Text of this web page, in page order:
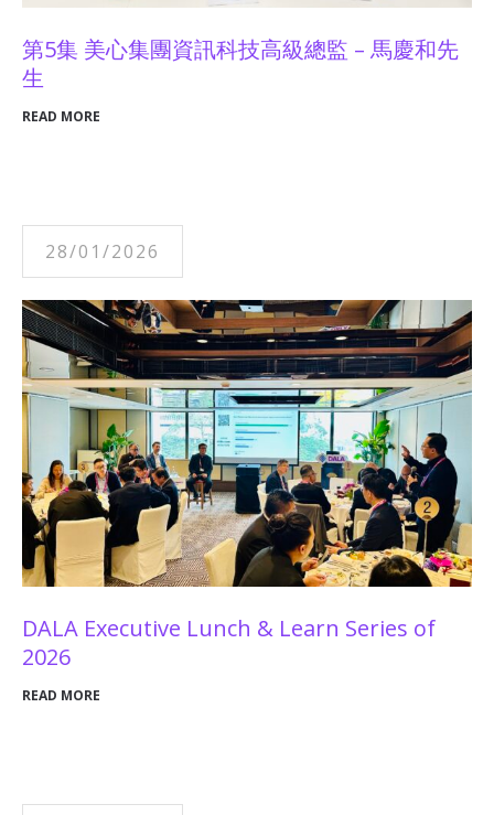
第5集 美心集團資訊科技高級總監 – 馬慶和先
生
READ MORE
28/01/2026
DALA Executive Lunch & Learn Series of
2026
READ MORE